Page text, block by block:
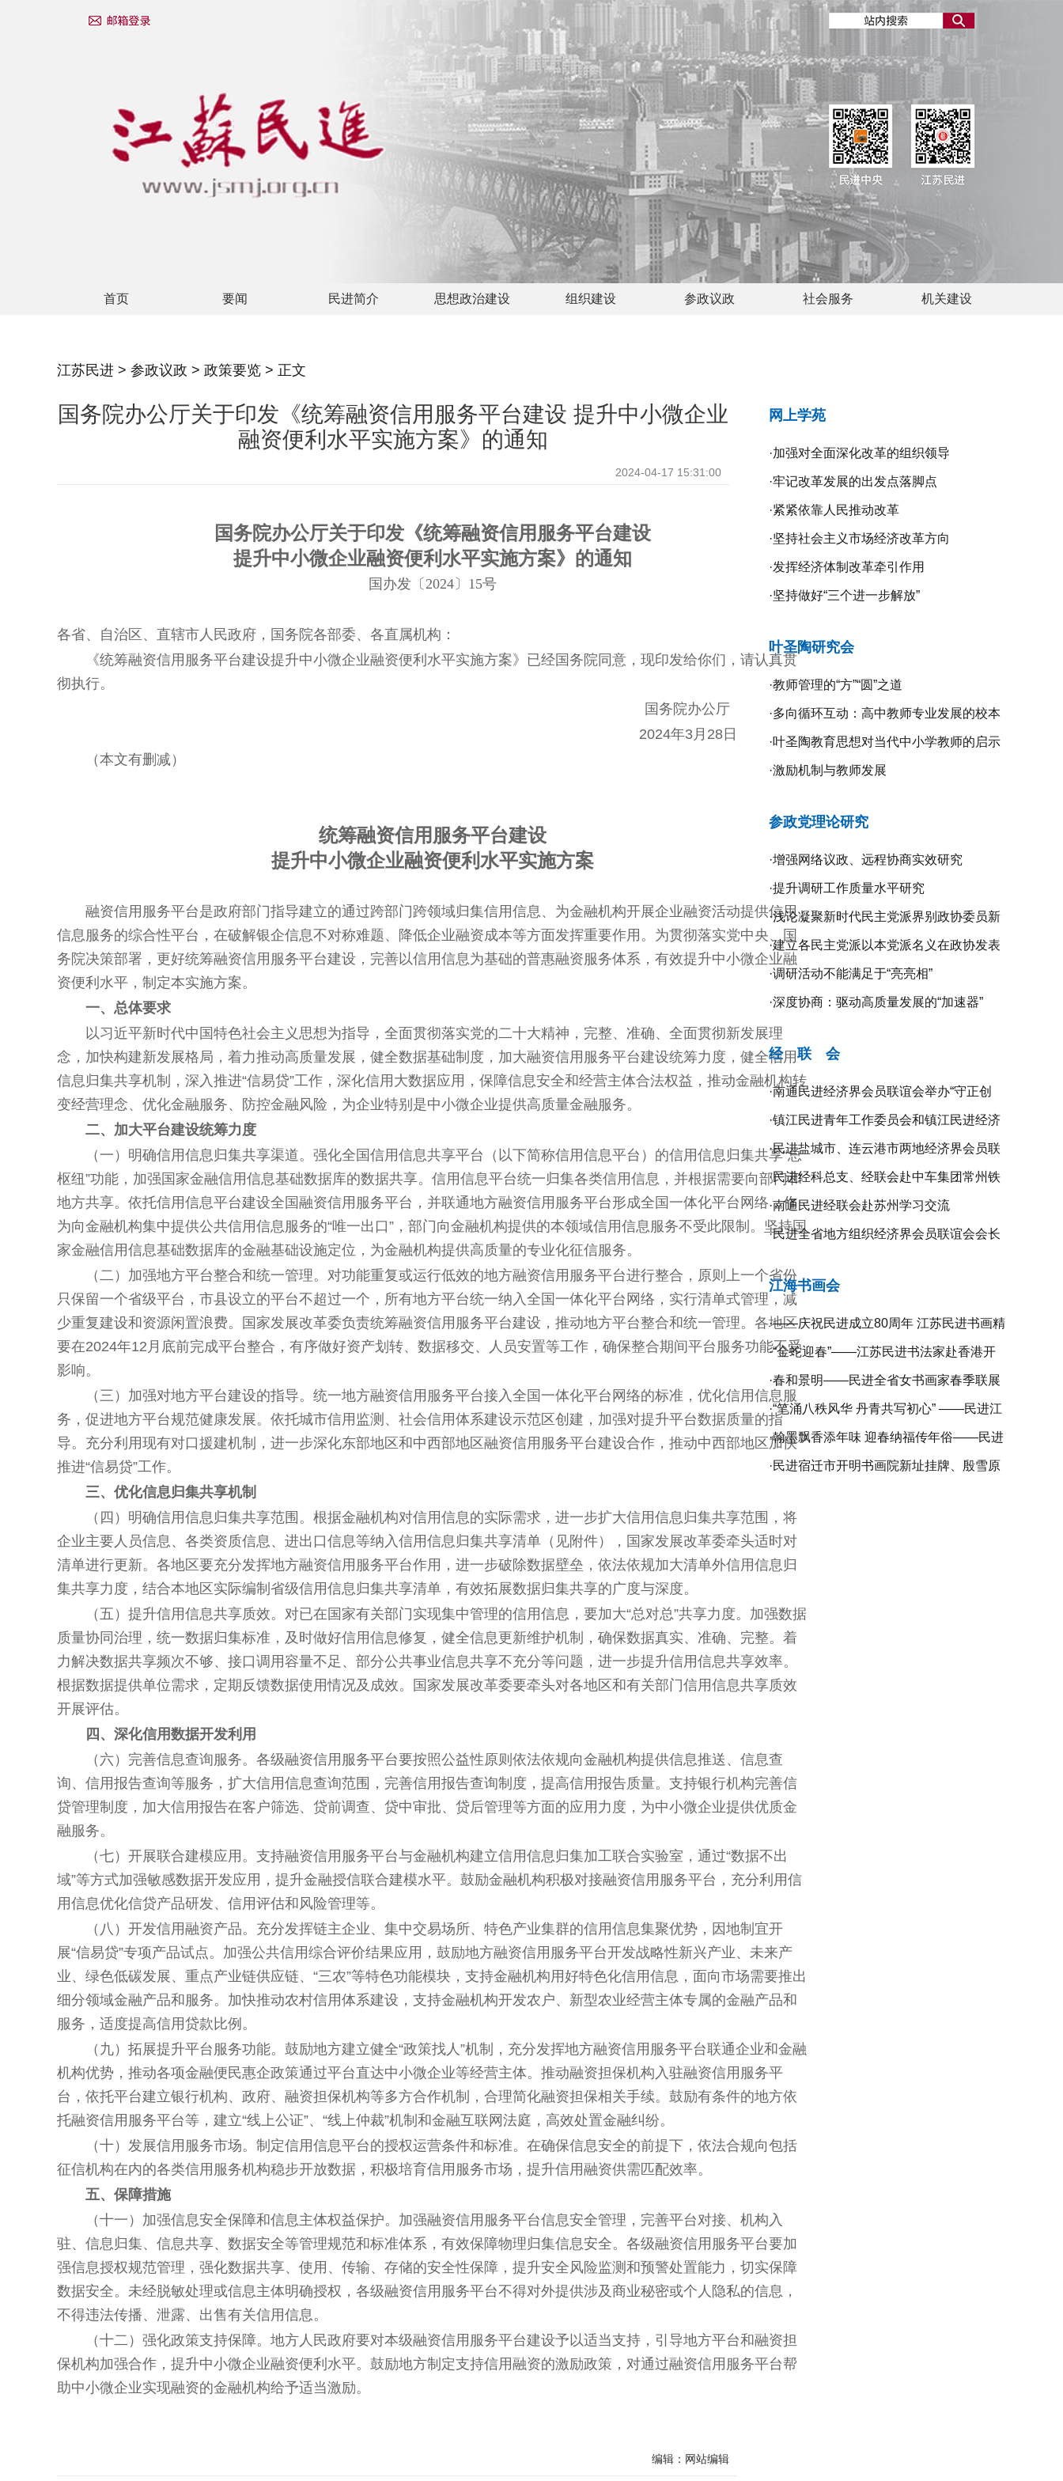
首页 要闻 民进简介 思想政治建设 组织建设 参政议政 社会服务 机关建设
江苏民进 > 参政议政 > 政策要览 > 正文
国务院办公厅关于印发《统筹融资信用服务平台建设 提升中小微企业
融资便利水平实施方案》的通知
2024-04-17 15:31:00
国务院办公厅关于印发《统筹融资信用服务平台建设
提升中小微企业融资便利水平实施方案》的通知
国办发〔2024〕15号
各省、自治区、直辖市人民政府，国务院各部委、各直属机构：
《统筹融资信用服务平台建设提升中小微企业融资便利水平实施方案》已经国务院同意，现印发给你们，请认真贯
彻执行。
国务院办公厅
2024年3月28日
（本文有删减）
统筹融资信用服务平台建设
提升中小微企业融资便利水平实施方案
融资信用服务平台是政府部门指导建立的通过跨部门跨领域归集信用信息、为金融机构开展企业融资活动提供信用
信息服务的综合性平台，在破解银企信息不对称难题、降低企业融资成本等方面发挥重要作用。为贯彻落实党中央、国
务院决策部署，更好统筹融资信用服务平台建设，完善以信用信息为基础的普惠融资服务体系，有效提升中小微企业融
资便利水平，制定本实施方案。
一、总体要求
以习近平新时代中国特色社会主义思想为指导，全面贯彻落实党的二十大精神，完整、准确、全面贯彻新发展理
念，加快构建新发展格局，着力推动高质量发展，健全数据基础制度，加大融资信用服务平台建设统筹力度，健全信用
信息归集共享机制，深入推进“信易贷”工作，深化信用大数据应用，保障信息安全和经营主体合法权益，推动金融机构转
变经营理念、优化金融服务、防控金融风险，为企业特别是中小微企业提供高质量金融服务。
二、加大平台建设统筹力度
（一）明确信用信息归集共享渠道。 强化全国信用信息共享平台（以下简称信用信息平台）的信用信息归集共享“总
枢纽”功能，加强国家金融信用信息基础数据库的数据共享。信用信息平台统一归集各类信用信息，并根据需要向部门和
地方共享。依托信用信息平台建设全国融资信用服务平台，并联通地方融资信用服务平台形成全国一体化平台网络，作
为向金融机构集中提供公共信用信息服务的“唯一出口”，部门向金融机构提供的本领域信用信息服务不受此限制。坚持国
家金融信用信息基础数据库的金融基础设施定位，为金融机构提供高质量的专业化征信服务。
（二）加强地方平台整合和统一管理。 对功能重复或运行低效的地方融资信用服务平台进行整合，原则上一个省份
只保留一个省级平台，市县设立的平台不超过一个，所有地方平台统一纳入全国一体化平台网络，实行清单式管理，减
少重复建设和资源闲置浪费。国家发展改革委负责统筹融资信用服务平台建设，推动地方平台整合和统一管理。各地区
要在2024年12月底前完成平台整合，有序做好资产划转、数据移交、人员安置等工作，确保整合期间平台服务功能不受
影响。
（三）加强对地方平台建设的指导。 统一地方融资信用服务平台接入全国一体化平台网络的标准，优化信用信息服
务，促进地方平台规范健康发展。依托城市信用监测、社会信用体系建设示范区创建，加强对提升平台数据质量的指
导。充分利用现有对口援建机制，进一步深化东部地区和中西部地区融资信用服务平台建设合作，推动中西部地区加快
推进“信易贷”工作。
三、优化信息归集共享机制
（四）明确信用信息归集共享范围。 根据金融机构对信用信息的实际需求，进一步扩大信用信息归集共享范围，将
企业主要人员信息、各类资质信息、进出口信息等纳入信用信息归集共享清单（见附件），国家发展改革委牵头适时对
清单进行更新。各地区要充分发挥地方融资信用服务平台作用，进一步破除数据壁垒，依法依规加大清单外信用信息归
集共享力度，结合本地区实际编制省级信用信息归集共享清单，有效拓展数据归集共享的广度与深度。
（五）提升信用信息共享质效。 对已在国家有关部门实现集中管理的信用信息，要加大“总对总”共享力度。加强数据
质量协同治理，统一数据归集标准，及时做好信用信息修复，健全信息更新维护机制，确保数据真实、准确、完整。着
力解决数据共享频次不够、接口调用容量不足、部分公共事业信息共享不充分等问题，进一步提升信用信息共享效率。
根据数据提供单位需求，定期反馈数据使用情况及成效。国家发展改革委要牵头对各地区和有关部门信用信息共享质效
开展评估。
四、深化信用数据开发利用
（六）完善信息查询服务。 各级融资信用服务平台要按照公益性原则依法依规向金融机构提供信息推送、信息查
询、信用报告查询等服务，扩大信用信息查询范围，完善信用报告查询制度，提高信用报告质量。支持银行机构完善信
贷管理制度，加大信用报告在客户筛选、贷前调查、贷中审批、贷后管理等方面的应用力度，为中小微企业提供优质金
融服务。
（七）开展联合建模应用。 支持融资信用服务平台与金融机构建立信用信息归集加工联合实验室，通过“数据不出
域”等方式加强敏感数据开发应用，提升金融授信联合建模水平。鼓励金融机构积极对接融资信用服务平台，充分利用信
用信息优化信贷产品研发、信用评估和风险管理等。
（八）开发信用融资产品。 充分发挥链主企业、集中交易场所、特色产业集群的信用信息集聚优势，因地制宜开
展“信易贷”专项产品试点。加强公共信用综合评价结果应用，鼓励地方融资信用服务平台开发战略性新兴产业、未来产
业、绿色低碳发展、重点产业链供应链、“三农”等特色功能模块，支持金融机构用好特色化信用信息，面向市场需要推出
细分领域金融产品和服务。加快推动农村信用体系建设，支持金融机构开发农户、新型农业经营主体专属的金融产品和
服务，适度提高信用贷款比例。
（九）拓展提升平台服务功能。 鼓励地方建立健全“政策找人”机制，充分发挥地方融资信用服务平台联通企业和金融
机构优势，推动各项金融便民惠企政策通过平台直达中小微企业等经营主体。推动融资担保机构入驻融资信用服务平
台，依托平台建立银行机构、政府、融资担保机构等多方合作机制，合理简化融资担保相关手续。鼓励有条件的地方依
托融资信用服务平台等，建立“线上公证”、“线上仲裁”机制和金融互联网法庭，高效处置金融纠纷。
（十）发展信用服务市场。 制定信用信息平台的授权运营条件和标准。在确保信息安全的前提下，依法合规向包括
征信机构在内的各类信用服务机构稳步开放数据，积极培育信用服务市场，提升信用融资供需匹配效率。
五、保障措施
（十一）加强信息安全保障和信息主体权益保护。 加强融资信用服务平台信息安全管理，完善平台对接、机构入
驻、信息归集、信息共享、数据安全等管理规范和标准体系，有效保障物理归集信息安全。各级融资信用服务平台要加
强信息授权规范管理，强化数据共享、使用、传输、存储的安全性保障，提升安全风险监测和预警处置能力，切实保障
数据安全。未经脱敏处理或信息主体明确授权，各级融资信用服务平台不得对外提供涉及商业秘密或个人隐私的信息，
不得违法传播、泄露、出售有关信用信息。
（十二）强化政策支持保障。 地方人民政府要对本级融资信用服务平台建设予以适当支持，引导地方平台和融资担
保机构加强合作，提升中小微企业融资便利水平。鼓励地方制定支持信用融资的激励政策，对通过融资信用服务平台帮
助中小微企业实现融资的金融机构给予适当激励。
编辑：网站编辑
网上学苑
·加强对全面深化改革的组织领导
·牢记改革发展的出发点落脚点
·紧紧依靠人民推动改革
·坚持社会主义市场经济改革方向
·发挥经济体制改革牵引作用
·坚持做好“三个进一步解放”
叶圣陶研究会
·教师管理的“方”“圆”之道
·多向循环互动：高中教师专业发展的校本
研修探究
·叶圣陶教育思想对当代中小学教师的启示
·激励机制与教师发展
参政党理论研究
·增强网络议政、远程协商实效研究
·提升调研工作质量水平研究
·浅论凝聚新时代民主党派界别政协委员新
共识的新路径
·建立各民主党派以本党派名义在政协发表
意见的制度机制研究
·调研活动不能满足于“亮亮相”
·深度协商：驱动高质量发展的“加速器”
经 联 会
·南通民进经济界会员联谊会举办“守正创
新、携手同行”二届二次全体理事会议
·镇江民进青年工作委员会和镇江民进经济
界会员联谊会联合举办“庆祝新中国成立75
周年”系列活动
·民进盐城市、连云港市两地经济界会员联
谊会开展学习交流活动
·民进经科总支、经联会赴中车集团常州铁
道高等职业技术学校开展专题调研
·南通民进经联会赴苏州学习交流
·民进全省地方组织经济界会员联谊会会长
江海书画会
·——庆祝民进成立80周年 江苏民进书画精
品展暨宿迁镇江扬州三市民进书画作品联
展开幕
·“金蛇迎春”——江苏民进书法家赴香港开
展挥春活动
·春和景明——民进全省女书画家春季联展
在宁开幕
·“笔涌八秩风华 丹青共写初心” ——民进江
苏省委会庆祝中国民主促进会成立80周年
书画精品展在苏州开幕
·翰墨飘香添年味 迎春纳福传年俗——民进
仪征市委会开展乙巳（2025）“春联万家•
·民进宿迁市开明书画院新址挂牌、殷雪原